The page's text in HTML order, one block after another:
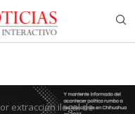
extracción ilegal de